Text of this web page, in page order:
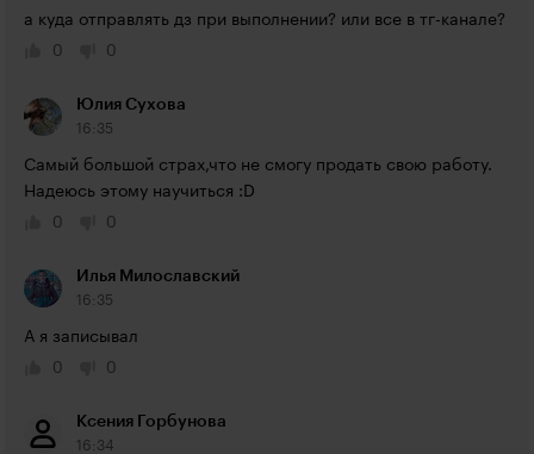
а куда отправлять дз при выполнении? или все в тг-канале?
0
0
Юлия Сухова
16:35
Самый большой страх,что не смогу продать свою работу.
Надеюсь этому научиться :D
0
0
Илья Милославский
16:35
А я записывал
0
0
Ксения Горбунова
16:34